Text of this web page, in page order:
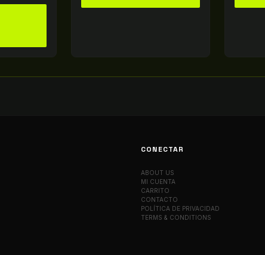
CONECTAR
ABOUT US
MI CUENTA
CARRITO
CONTACTO
POLÍTICA DE PRIVACIDAD
TERMS & CONDITIONS